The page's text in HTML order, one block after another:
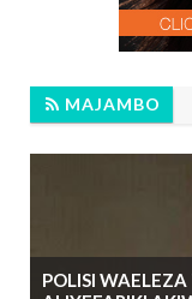
MAJAMBO
POLISI